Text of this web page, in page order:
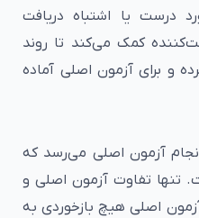
درست یا اشتباه دریافت
کمک می‌کند تا روند
و برای آزمون اصلی آماده
آزمون اصلی می‌رسد که
تنها تفاوت آزمون اصلی و
اصلی هیچ بازخوردی به